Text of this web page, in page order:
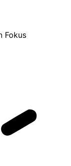
Fokus